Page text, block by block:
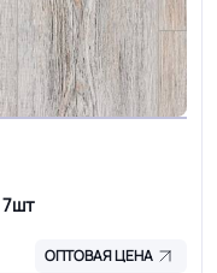
7шт
ОПТОВАЯ ЦЕНА